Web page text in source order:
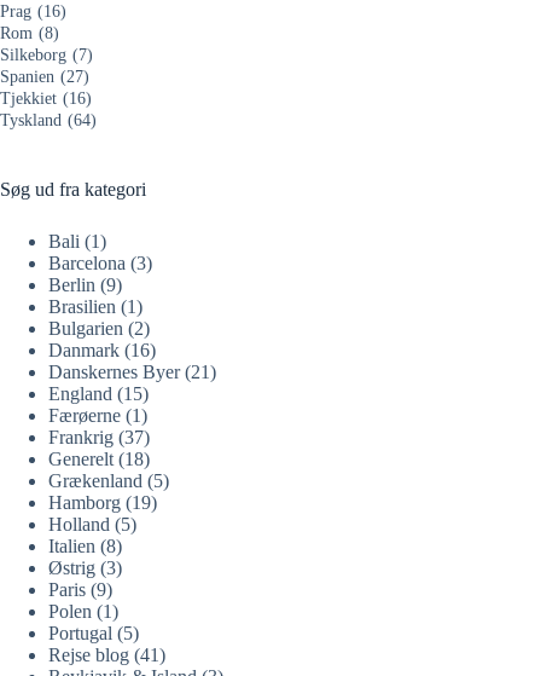
Prag (16)
Rom (8)
Silkeborg (7)
Spanien (27)
Tjekkiet (16)
Tyskland (64)
Søg ud fra kategori
Bali (1)
Barcelona (3)
Berlin (9)
Brasilien (1)
Bulgarien (2)
Danmark (16)
Danskernes Byer(21)
England (15)
Færøerne (1)
Frankrig (37)
Generelt (18)
Grækenland (5)
Hamborg (19)
Holland (5)
Italien (8)
Østrig (3)
Paris (9)
Polen (1)
Portugal (5)
Rejse blog (41)